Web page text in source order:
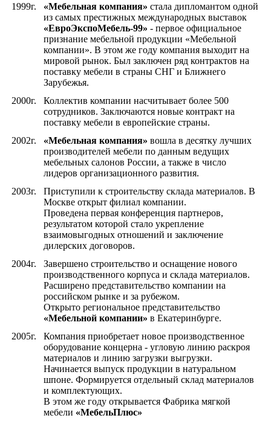
1999г.
«Мебельная компания» стала дипломантом одной
из самых престижных международных выставок
«ЕвроЭкспоМебель-99» - первое официальное
признание мебельной продукции «Мебельной
компании». В этом же году компания выходит на
мировой рынок. Был заключен ряд контрактов на
поставку мебели в страны СНГ и Ближнего
Зарубежья.
2000г.
Коллектив компании насчитывает более 500
сотрудников. Заключаются новые контракт на
поставку мебели в европейские страны.
2002г.
«Мебельная компания» вошла в десятку лучших
производителей мебели по данным ведущих
мебельных салонов России, а также в число
лидеров организационного развития.
2003г.
Приступили к строительству склада материалов. В
Москве открыт филиал компании.
Проведена первая конференция партнеров,
результатом которой стало укрепление
взаимовыгодных отношений и заключение
дилерских договоров.
2004г.
Завершено строительство и оснащение нового
производственного корпуса и склада материалов.
Расширено представительство компании на
российском рынке и за рубежом.
Открыто региональное представительство
«Мебельной компании» в Екатеринбурге.
2005г.
Компания приобретает новое производственное
оборудование концерна - угловую линию раскроя
материалов и линию загрузки выгрузки.
Начинается выпуск продукции в натуральном
шпоне. Формируется отдельный склад материалов
и комплектующих.
В этом же году открывается Фабрика мягкой
мебели «МебельПлюс»